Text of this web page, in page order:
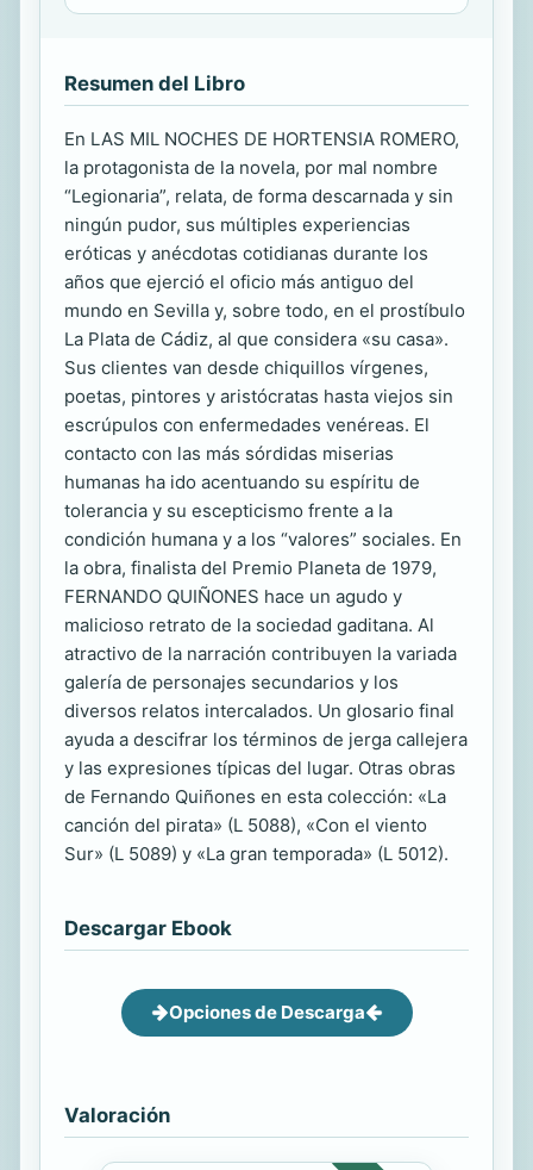
Resumen del Libro
En LAS MIL NOCHES DE HORTENSIA ROMERO,
la protagonista de la novela, por mal nombre
“Legionaria”, relata, de forma descarnada y sin
ningún pudor, sus múltiples experiencias
eróticas y anécdotas cotidianas durante los
años que ejerció el oficio más antiguo del
mundo en Sevilla y, sobre todo, en el prostíbulo
La Plata de Cádiz, al que considera «su casa».
Sus clientes van desde chiquillos vírgenes,
poetas, pintores y aristócratas hasta viejos sin
escrúpulos con enfermedades venéreas. El
contacto con las más sórdidas miserias
humanas ha ido acentuando su espíritu de
tolerancia y su escepticismo frente a la
condición humana y a los “valores” sociales. En
la obra, finalista del Premio Planeta de 1979,
FERNANDO QUIÑONES hace un agudo y
malicioso retrato de la sociedad gaditana. Al
atractivo de la narración contribuyen la variada
galería de personajes secundarios y los
diversos relatos intercalados. Un glosario final
ayuda a descifrar los términos de jerga callejera
y las expresiones típicas del lugar. Otras obras
de Fernando Quiñones en esta colección: «La
canción del pirata» (L 5088), «Con el viento
Sur» (L 5089) y «La gran temporada» (L 5012).
Descargar Ebook
Opciones de Descarga
Valoración